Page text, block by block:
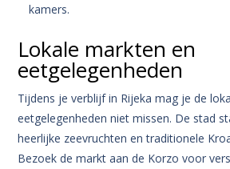
kamers.
Lokale markten en
eetgelegenheden
Tijdens je verblijf in Rijeka mag je de
eetgelegenheden niet missen. De stad
heerlijke zeevruchten en traditionele
Bezoek de markt aan de Korzo voor